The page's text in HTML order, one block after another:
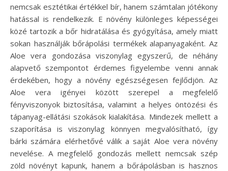
nemcsak esztétikai értékkel bír, hanem számtalan jótékony
hatással is rendelkezik. E növény különleges képességei
közé tartozik a bőr hidratálása és gyógyítása, amely miatt
sokan használják bőrápolási termékek alapanyagaként. Az
Aloe vera gondozása viszonylag egyszerű, de néhány
alapvető szempontot érdemes figyelembe venni annak
érdekében, hogy a növény egészségesen fejlődjön. Az
Aloe vera igényei között szerepel a megfelelő
fényviszonyok biztosítása, valamint a helyes öntözési és
tápanyag-ellátási szokások kialakítása. Mindezek mellett a
szaporítása is viszonylag könnyen megvalósítható, így
bárki számára elérhetővé válik a saját Aloe vera növény
nevelése. A megfelelő gondozás mellett nemcsak szép
zöld növényt kapunk, hanem a bőrápolásban is hasznos